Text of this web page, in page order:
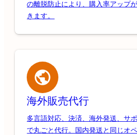
の離脱防止により、購入率アップ
きます。
海外販売代行
多言語対応、決済、海外発送、サ
で丸ごと代行。国内発送と同じオ